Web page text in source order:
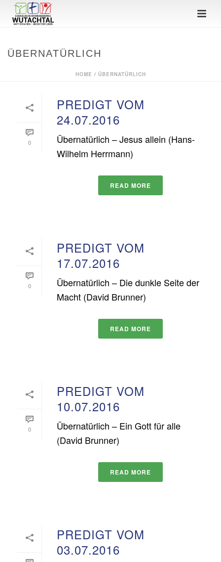
ÜBERNATÜRLICH
HOME / ÜBERNATÜRLICH
0
PREDIGT VOM
24.07.2016
Übernatürlich – Jesus allein (Hans-
Wilhelm Herrmann)
READ MORE
0
PREDIGT VOM
17.07.2016
Übernatürlich – Die dunkle Seite der
Macht (David Brunner)
READ MORE
0
PREDIGT VOM
10.07.2016
Übernatürlich – Ein Gott für alle
(David Brunner)
READ MORE
PREDIGT VOM
03.07.2016